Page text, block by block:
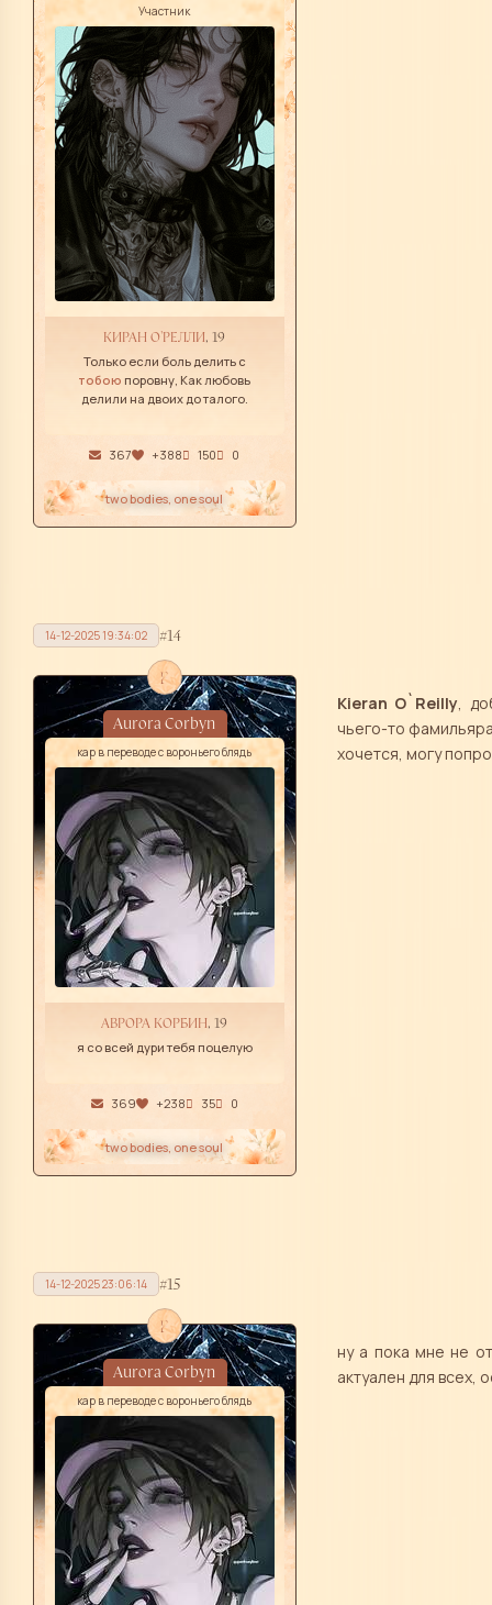
Участник
КИРАН О'РЕЛЛИ, 19
Только если боль делить с
тобою поровну, Как любовь
делили на двоих до талого.
367 +388 150 0
two bodies, one soul
14
14-12-2025 19:34:02
f
Aurora Corbyn
кар в переводе с вороньего блядь
АВРОРА КОРБИН, 19
я со всей дури тебя поцелую
369 +238 35 0
two bodies, one soul
Kieran O`Reilly,
чьего-то
хочется, могу
15
14-12-2025 23:06:14
f
Aurora Corbyn
кар в переводе с вороньего блядь
ну а пока мне не
актуален для всех,